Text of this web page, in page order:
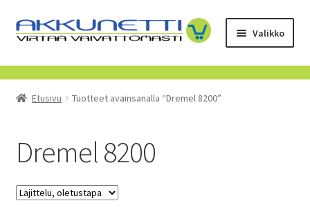
Siirry
navigointiin
Siirry
sisältöön
Valikko
Kauppa
Tietoa meistä
Etusivu Tuotteet avainsanalla “Dremel 8200”
Dremel 8200